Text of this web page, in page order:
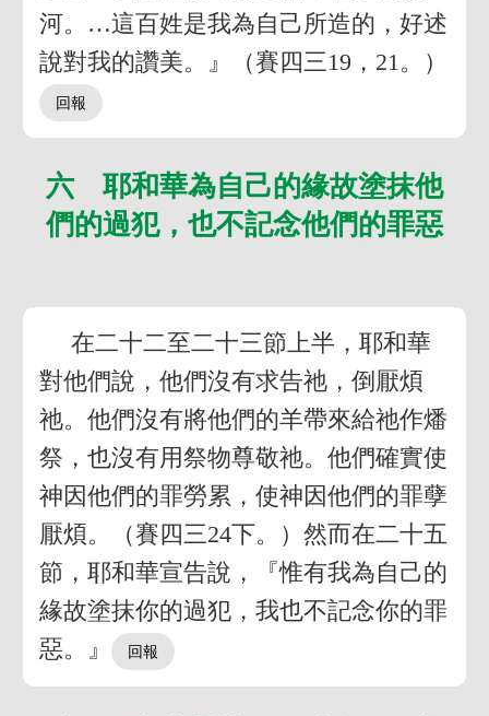
河。…這百姓是我為自己所造的，好述
說對我的讚美。』（賽四三19，21。）
六 耶和華為自己的緣故塗抹他
們的過犯，也不記念他們的罪惡
在二十二至二十三節上半，耶和華
對他們說，他們沒有求告祂，倒厭煩
祂。他們沒有將他們的羊帶來給祂作燔
祭，也沒有用祭物尊敬祂。他們確實使
神因他們的罪勞累，使神因他們的罪孽
厭煩。（賽四三24下。）然而在二十五
節，耶和華宣告說，『惟有我為自己的
緣故塗抹你的過犯，我也不記念你的罪
惡。』